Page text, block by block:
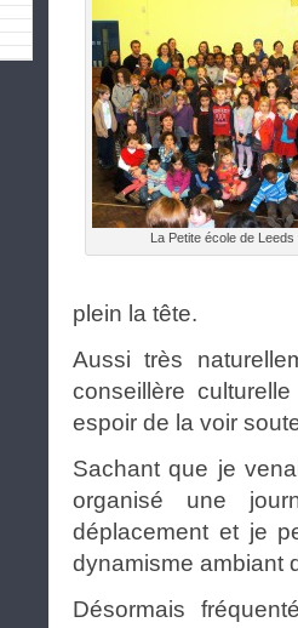
La Petite école de
plein la tête.
Aussi très
conseillère
espoir de la voir
Sachant que je
organisé une
déplacement et je
dynamisme ambiant
Désormais